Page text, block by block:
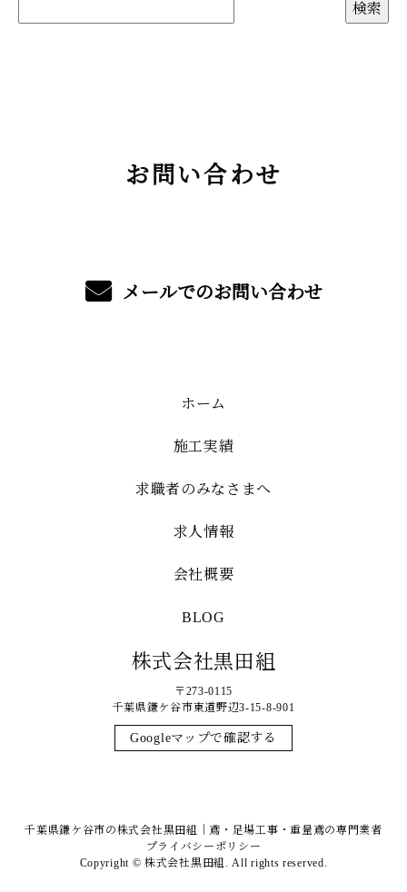
お問い合わせ
メールでのお問い合わせ
ホーム
施工実績
求職者のみなさまへ
求人情報
会社概要
BLOG
株式会社黒田組
〒273-0115
千葉県鎌ケ谷市東道野辺3-15-8-901
Googleマップで確認する
千葉県鎌ケ谷市の株式会社黒田組｜鳶・足場工事・重量鳶の専門業者
プライバシーポリシー
Copyright © 株式会社黒田組. All rights reserved.